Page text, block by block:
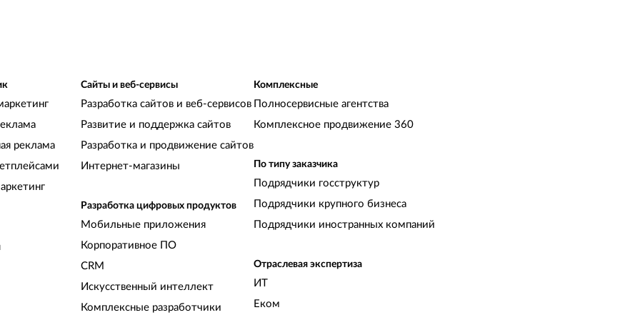
Благодарим за профессионализм и
реклама
Сайты и веб-сервисы
Разработка сайтов и веб-сервисов
Развитие и поддержка сайтов
Разработка и продвижение сайтов
Интернет-магазины
Разработка цифровых продуктов
Мобильные приложения
Корпоративное ПО
CRM
Искусственный интеллект
Комплексные разработчики
Комплексные
Полносервисные агентства
Комплексное продвижение 360
По типу заказчика
Подрядчики госструктур
Подрядчики крупного бизнеса
Подрядчики иностранных компаний
Отраслевая экспертиза
ИТ
Еком